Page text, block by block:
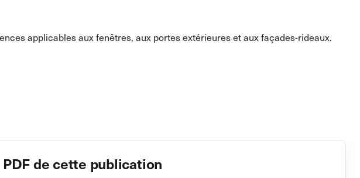
applicables aux fenêtres, aux portes extérieures et aux façades-rideaux.
de cette publication